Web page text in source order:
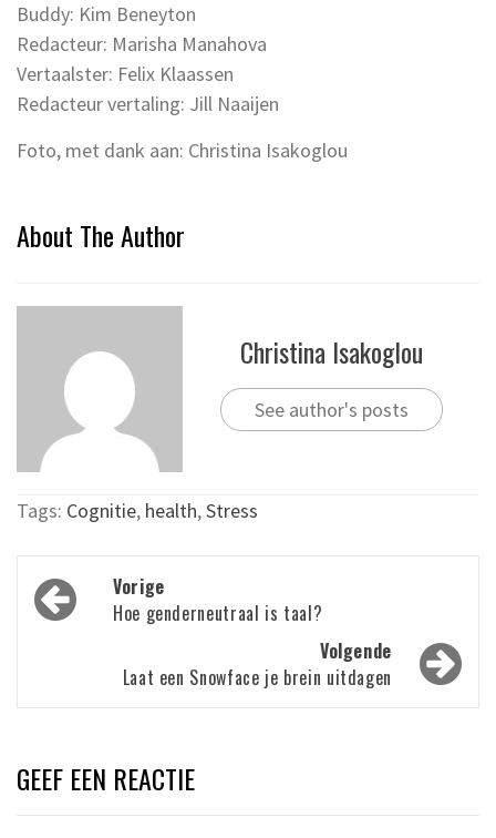
Buddy: Kim Beneyton
Redacteur: Marisha Manahova
Vertaalster: Felix Klaassen
Redacteur vertaling: Jill Naaijen
Foto, met dank aan: Christina Isakoglou
About The Author
Christina Isakoglou
See author's posts
Tags: Cognitie, health,Stress
Bericht
navigatie
Vorige
Hoe genderneutraal is taal?
Volgende
Laat een Snowface je brein uitdagen
GEEF EEN REACTIE